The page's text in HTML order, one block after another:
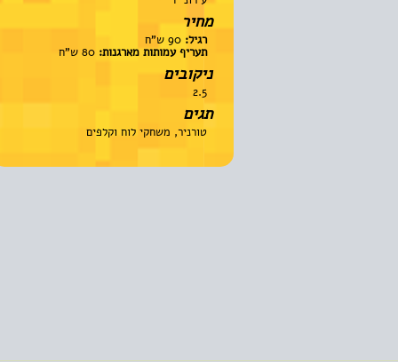
מחיר
רגיל:90 ש"ח
תעריף עמותות מארגנות:80 ש"ח
ניקובים
תגים
טורניר, משחקי לוח וקלפים